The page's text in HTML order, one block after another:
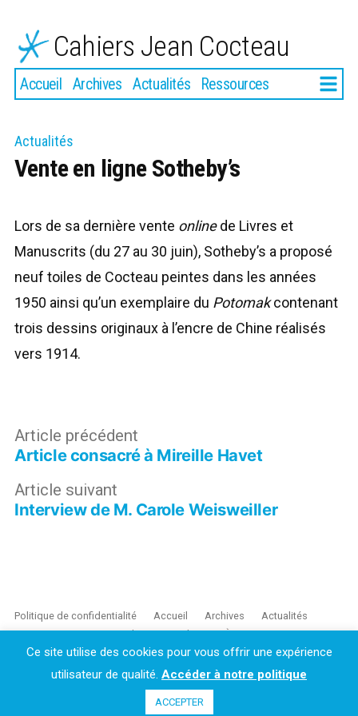
contenu
Cahiers Jean Cocteau
Accueil Archives Actualités Ressources Plus
Actualités
Vente en ligne Sotheby’s
Lors de sa dernière vente onlinede Livres et
Manuscrits (du 27 au 30 juin), Sotheby’s a proposé
neuf toiles de Cocteau peintes dans les années
1950 ainsi qu’un exemplaire du Potomakcontenant
trois dessins originaux à l’encre de Chine réalisés
vers 1914.
Navigation
de
l’article
Article suivant
suivant :
Interview de M. Carole Weisweiller
Article précédent
précédent :
Article consacré à Mireille Havet
Politique de confidentialité Accueil Archives
Actualités
Ressources
Commander Contribuer À propos AJC
Ce site utilise des cookies pour vous offrir une expérience
utilisateur de qualité. Accéder à notre politique
ACCEPTER